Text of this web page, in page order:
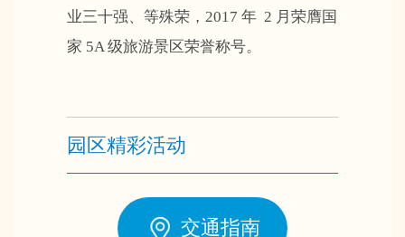
业三十强、等殊荣，2017 年 2 月荣膺国
家 5A 级旅游景区荣誉称号。
园区精彩活动
交通指南